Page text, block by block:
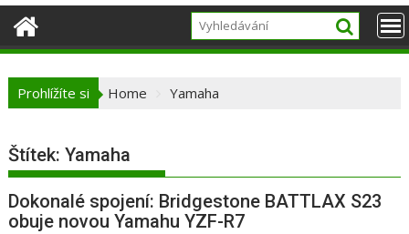
Prohlížíte si Home Yamaha
Štítek:Yamaha
Dokonalé spojení: Bridgestone BATTLAX S23
obuje novou Yamahu YZF-R7